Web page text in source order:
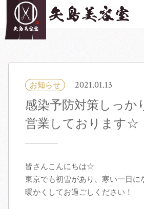
定休日も御予約承りま
03-6913-
荻窪店サイト
ヘアカタログ
お知らせ 2021.01.13
感染予防対策しっか
営業しております☆
皆さんこんにちは☆
東京でも初雪があり、寒い一日に
暖かくしてお過ごしください！